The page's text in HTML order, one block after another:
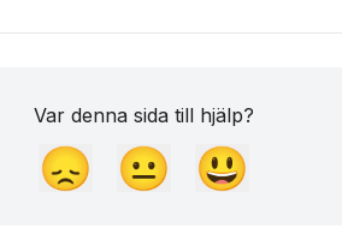
Var denna sida till hjälp?
😞 😐 😃